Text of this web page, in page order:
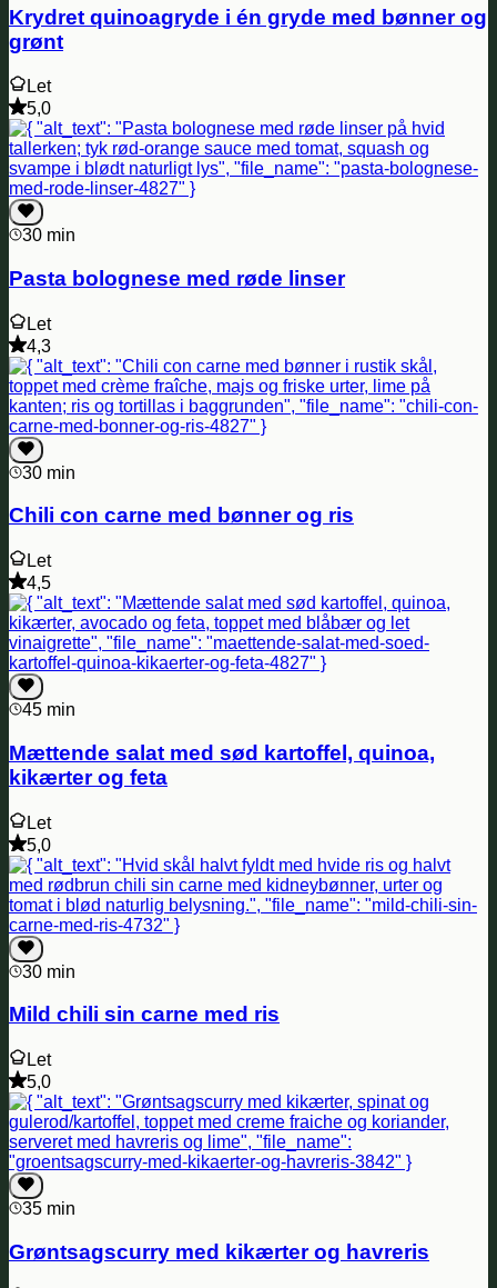
Krydret quinoagryde i én gryde med bønner og
grønt
Let
5,0
30 min
Pasta bolognese med røde linser
Let
4,3
30 min
Chili con carne med bønner og ris
Let
4,5
45 min
Mættende salat med sød kartoffel, quinoa,
kikærter og feta
Let
5,0
30 min
Mild chili sin carne med ris
Let
5,0
35 min
Grøntsagscurry med kikærter og havreris